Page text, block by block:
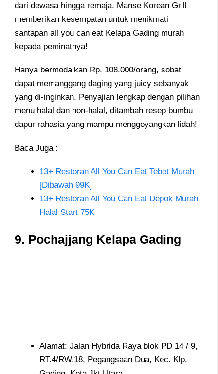
dari dewasa hingga remaja. Manse Korean Grill
memberikan kesempatan untuk menikmati
santapan all you can eat Kelapa Gading murah
kepada peminatnya!
Hanya bermodalkan Rp. 108.000/orang, sobat
dapat memanggang daging yang juicy sebanyak
yang di-inginkan. Penyajian lengkap dengan pilihan
menu halal dan non-halal, ditambah resep bumbu
dapur rahasia yang mampu menggoyangkan lidah!
Baca Juga :
13+ Restoran All You Can Eat Tebet Murah
[Dibawah 99K]
13+ Restoran All You Can Eat Depok Murah
Halal Start 75K
9. Pochajjang Kelapa Gading
Alamat: Jalan Hybrida Raya blok PD 14 / 9,
RT.4/RW.18, Pegangsaan Dua, Kec. Klp.